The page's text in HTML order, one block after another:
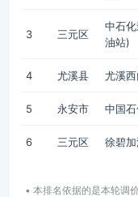
3 三元区
中石
油站)
4 尤溪县 尤溪
5 永安市 中国
6 三元区 徐碧
• 本排名依据的是本轮调